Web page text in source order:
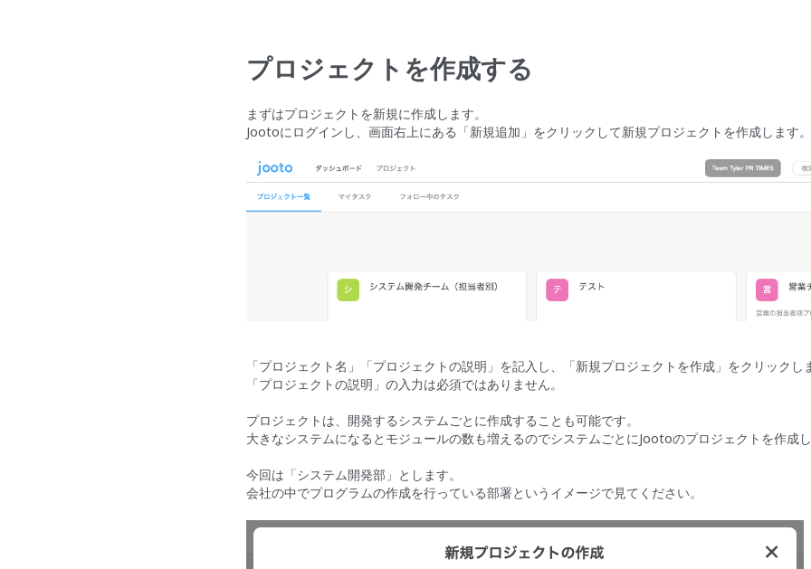
プロジェクトを作成する
まずはプロジェクトを新規に作成します。
Jootoにログインし、画面右上にある「新規追加」をクリックして新規プロジェクトを作成します。
「プロジェクト名」「プロジェクトの説明」を記入し、「新規プロジェクトを作成」をクリックし
「プロジェクトの説明」の入力は必須ではありません。
プロジェクトは、開発するシステムごとに作成することも可能です。
大きなシステムになるとモジュールの数も増えるのでシステムごとにJootoのプロジェクトを作成し
今回は「システム開発部」とします。
会社の中でプログラムの作成を行っている部署というイメージで見てください。